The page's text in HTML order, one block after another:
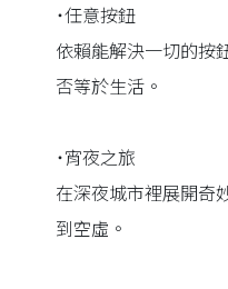
˙任意按鈕
依賴能解決一切的按
否等於生活。
˙宵夜之旅
在深夜城市裡展開奇
到空虛。